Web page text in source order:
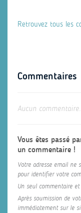
Retrouvez tous les
Commentaires
Aucun commentaire.
Vous êtes passé
un commentaire !
Votre adresse email ne
pour identifier votre
Un seul commentaire
Après soumission de
immédiatement sur le